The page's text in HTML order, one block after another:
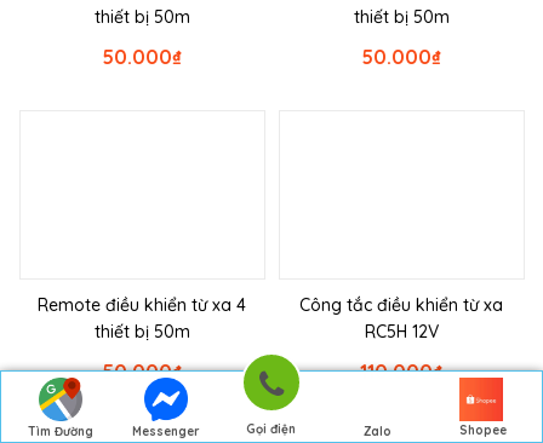
Tìm Đường
Messenger Gọi điện Zalo Shopee
thiết bị 50m
₫
50.000
thiết bị 50m
₫
50.000
Remote điều khiển từ xa 4
thiết bị 50m
₫
50.000
Công tắc điều khiển từ xa
RC5H 12V
₫
110.000